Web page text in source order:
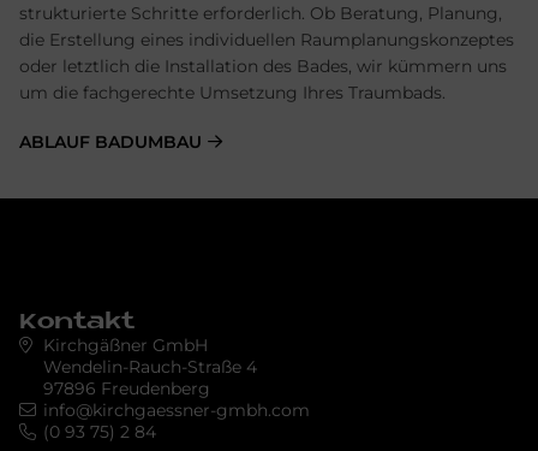
strukturierte Schritte erforderlich. Ob Beratung, Planung,
die Erstellung eines individuellen Raumplanungskonzeptes
oder letztlich die Installation des Bades, wir kümmern uns
um die fachgerechte Umsetzung Ihres Traumbads.
ABLAUF BADUMBAU
Kontakt
Kirchgäßner GmbH
Wendelin-Rauch-Straße 4
97896 Freudenberg
info@kirchgaessner-gmbh.com
(0 93 75) 2 84